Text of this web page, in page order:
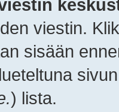
viestin.
sisään
) lista.